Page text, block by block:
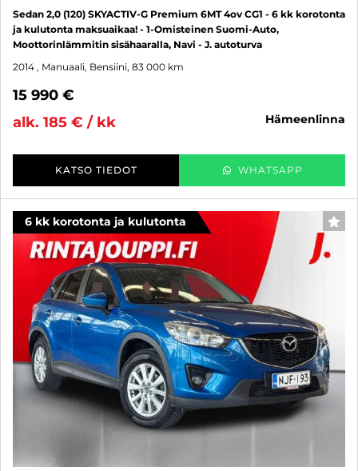
Sedan 2,0 (120) SKYACTIV-G Premium 6MT 4ov CG1 - 6 kk korotonta
ja kulutonta maksuaikaa! - 1-Omisteinen Suomi-Auto,
Moottorinlämmitin sisähaaralla, Navi - J. autoturva
2014 , Manuaali, Bensiini, 83 000 km
15 990 €
alk. 185 € / kk
hämeenlinna
KATSO TIEDOT WHATSAPP
6 kk korotonta ja kulutonta